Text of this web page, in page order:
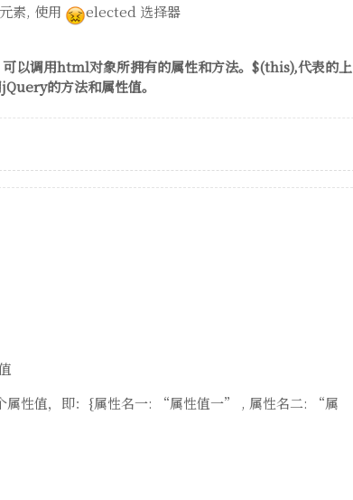
素, 使用 elected 选择器
以调用html对象所拥有的属性和方法。$(this),代表的上
的方法和属性值。
性值，即：{属性名一: “属性值一” , 属性名二: “属